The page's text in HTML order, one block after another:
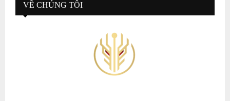
VỀ CHÚNG TÔI